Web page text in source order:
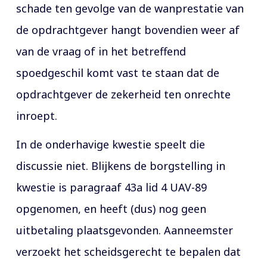
schade ten gevolge van de wanprestatie van
de opdrachtgever hangt bovendien weer af
van de vraag of in het betreffend
spoedgeschil komt vast te staan dat de
opdrachtgever de zekerheid ten onrechte
inroept.
In de onderhavige kwestie speelt die
discussie niet. Blijkens de borgstelling in
kwestie is paragraaf 43a lid 4 UAV-89
opgenomen, en heeft (dus) nog geen
uitbetaling plaatsgevonden. Aanneemster
verzoekt het scheidsgerecht te bepalen dat